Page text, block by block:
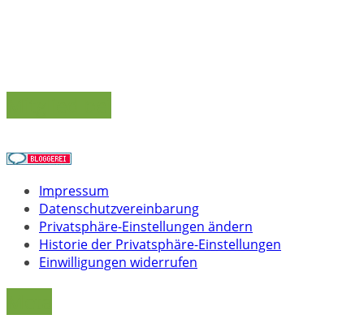
Impressum
Datenschutzvereinbarung
Privatsphäre-Einstellungen ändern
Historie der Privatsphäre-Einstellungen
Einwilligungen widerrufen